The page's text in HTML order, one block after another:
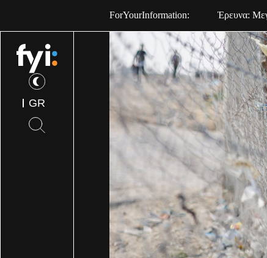
GR
ForYourInformation: ΟΟΣΑ: Στην